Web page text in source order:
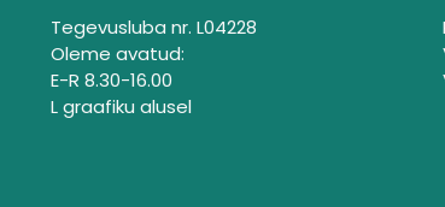
Tegevusluba nr. L04228
Oleme avatud:
E-R 8.30-16.00
L graafiku alusel